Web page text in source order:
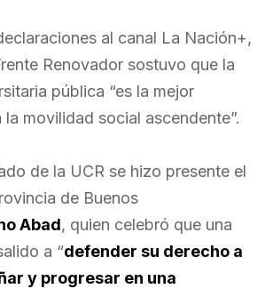
al canal La Nación+,
Renovador sostuvo que la
pública “es la mejor
la movilidad social ascendente”.
de la UCR se hizo presente el
de Buenos
Abad, quien celebró que una
a “defender su derecho a
y progresar en una